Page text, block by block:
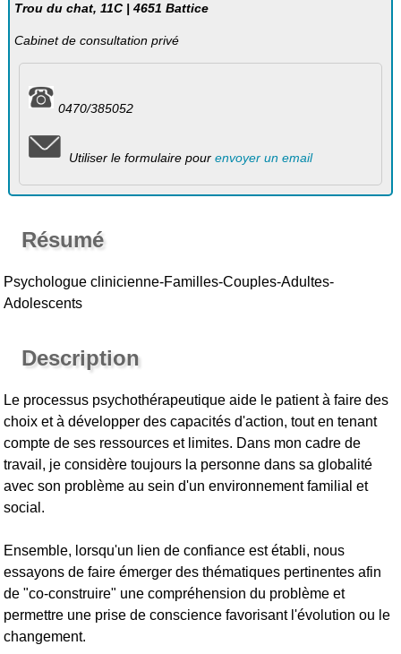
Trou du chat, 11C | 4651 Battice
Cabinet de consultation privé
0470/385052
Utiliser le formulaire pour envoyer un email
Résumé
Psychologue clinicienne-Familles-Couples-Adultes-
Adolescents
Description
Le processus psychothérapeutique aide le patient à faire des
choix et à développer des capacités d'action, tout en tenant
compte de ses ressources et limites. Dans mon cadre de
travail, je considère toujours la personne dans sa globalité
avec son problème au sein d'un environnement familial et
social.
Ensemble, lorsqu'un lien de confiance est établi, nous
essayons de faire émerger des thématiques pertinentes afin
de "co-construire" une compréhension du problème et
permettre une prise de conscience favorisant l'évolution ou le
changement.